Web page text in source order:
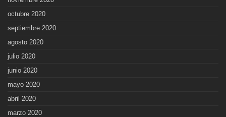
octubre 2020
septiembre 2020
agosto 2020
julio 2020
junio 2020
mayo 2020
abril 2020
marzo 2020